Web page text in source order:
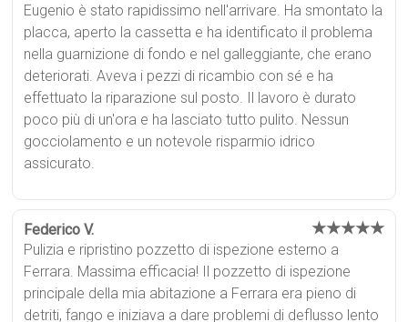
Eugenio è stato rapidissimo nell'arrivare. Ha smontato la
placca, aperto la cassetta e ha identificato il problema
nella guarnizione di fondo e nel galleggiante, che erano
deteriorati. Aveva i pezzi di ricambio con sé e ha
effettuato la riparazione sul posto. Il lavoro è durato
poco più di un'ora e ha lasciato tutto pulito. Nessun
gocciolamento e un notevole risparmio idrico
assicurato.
Federico V. ★★★★★
Pulizia e ripristino pozzetto di ispezione esterno a
Ferrara. Massima efficacia! Il pozzetto di ispezione
principale della mia abitazione a Ferrara era pieno di
detriti, fango e iniziava a dare problemi di deflusso lento